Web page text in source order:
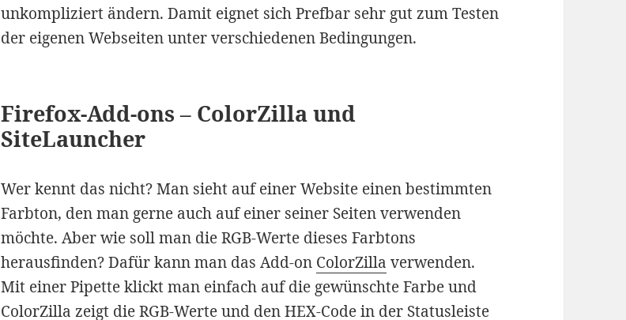
unkompliziert ändern. Damit eignet sich Prefbar sehr gut zum Testen
der eigenen Webseiten unter verschiedenen Bedingungen.
Firefox-Add-ons – ColorZilla und
SiteLauncher
Wer kennt das nicht? Man sieht auf einer Website einen bestimmten
Farbton, den man gerne auch auf einer seiner Seiten verwenden
möchte. Aber wie soll man die RGB-Werte dieses Farbtons
herausfinden? Dafür kann man das Add-on ColorZilla verwenden.
Mit einer Pipette klickt man einfach auf die gewünschte Farbe und
ColorZilla zeigt die RGB-Werte und den HEX-Code in der Statusleiste